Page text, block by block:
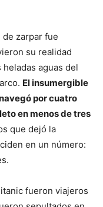
zarpar fue
su realidad
aguas del
El insumergible
por cuatro
en menos de tres
que dejó la
en un número:
fueron viajeros